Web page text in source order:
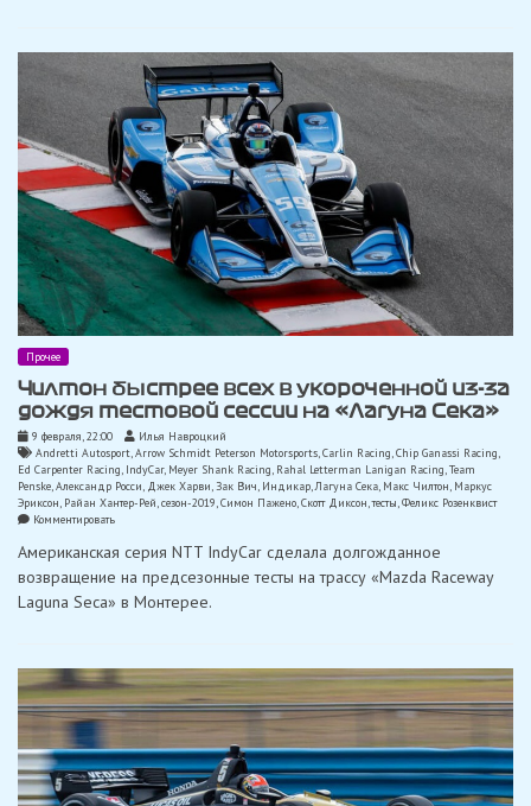
разбил
машину
Прочее
Чилтон быстрее всех в укороченной из-за
дождя тестовой сессии на «Лагуна Сека»
9 февраля, 22:00
Илья Навроцкий
Andretti Autosport,Arrow Schmidt Peterson Motorsports,Carlin Racing,Chip Ganassi Racing
Ed Carpenter Racing, IndyCar, Meyer Shank Racing, Rahal Letterman Lanigan Racing,Team
Penske,Александр Росси, Джек Харви,Зак Вич, Индикар,Лагуна Сека, Макс Чилтон, Маркус
Эриксон, Райан Хантер-Рей,сезон-2019,Симон Пажено,Скотт Диксон,тесты,Феликс Розенквист
Комментироватьon
быстрее
в
укороченной
тестовой
сессии
на
«Лагуна
Американская серия NTT IndyCar сделала долгожданное
возвращение на предсезонные тесты на трассу «Mazda Raceway
Laguna Seca» в Монтерее.